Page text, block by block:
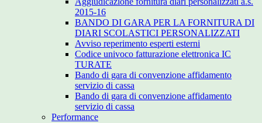
2015-16
BANDO DI GARA PER LA FORNITURA DI
DIARI SCOLASTICI PERSONALIZZATI
Avviso reperimento esperti esterni
Codice univoco fatturazione elettronica IC
TURATE
Bando di gara di convenzione affidamento
servizio di cassa
Bando di gara di convenzione affidamento
servizio di cassa
Performance